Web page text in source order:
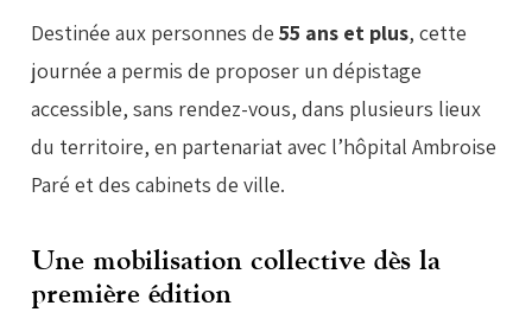
Destinée aux personnes de 55 ans et plus, cette
journée a permis de proposer un dépistage
accessible, sans rendez-vous, dans plusieurs lieux
du territoire, en partenariat avec l’hôpital Ambroise
Paré et des cabinets de ville.
Une mobilisation collective dès la
première édition